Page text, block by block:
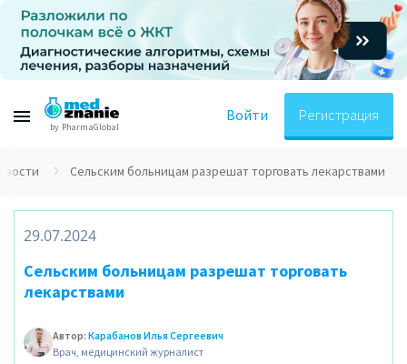
by PharmaGlobal
Войти Регистрация
Сельским больницам разрешат торговать лекарствами
29.07.2024
Сельским больницам разрешат торговать
лекарствами
Автор: Карабанов Илья Сергеевич
Врач, медицинский журналист